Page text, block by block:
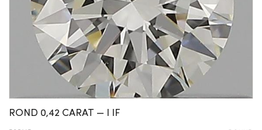
ROND 0,42 CARAT — I IF